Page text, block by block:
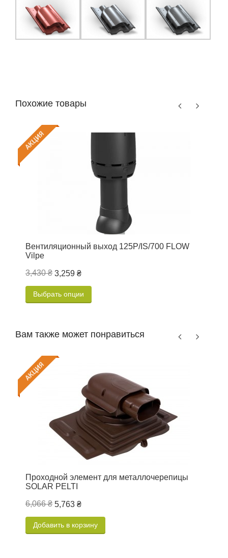
Похожие товары
Вентиляционный выход 125P/IS/700 FLOW
Vilpe
3,430 ₴ 3,259 ₴
Выбрать опции
Вам также может понравиться
Проходной элемент для металлочерепицы
SOLAR PELTI
6,066 ₴ 5,763 ₴
Добавить в корзину